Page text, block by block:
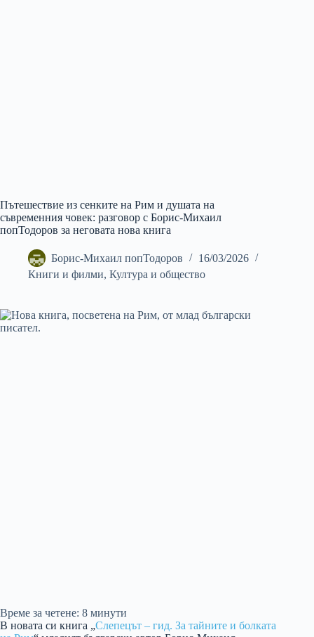
Пътешествие из сенките на Рим и душата на
съвременния човек: разговор с Борис-Михаил
попТодоров за неговата нова книга
Борис-Михаил попТодоров
16/03/2026
Книги и филми, Култура и общество
Време за четене: 8 минути
В новата си книга „Слепецът – гид. За тайните и болката